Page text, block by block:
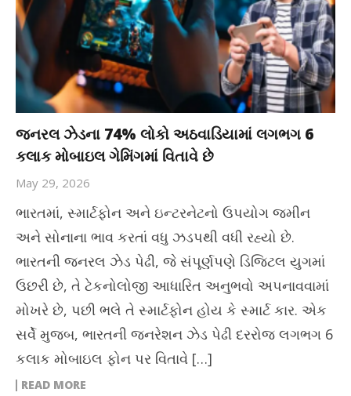
જનરલ ઝેડના 74% લોકો અઠવાડિયામાં લગભગ 6
કલાક મોબાઇલ ગેમિંગમાં વિતાવે છે
May 29, 2026
ભારતમાં, સ્માર્ટફોન અને ઇન્ટરનેટનો ઉપયોગ જમીન
અને સોનાના ભાવ કરતાં વધુ ઝડપથી વધી રહ્યો છે.
ભારતની જનરલ ઝેડ પેઢી, જે સંપૂર્ણપણે ડિજિટલ યુગમાં
ઉછરી છે, તે ટેકનોલોજી આધારિત અનુભવો અપનાવવામાં
મોખરે છે, પછી ભલે તે સ્માર્ટફોન હોય કે સ્માર્ટ કાર. એક
સર્વે મુજબ, ભારતની જનરેશન ઝેડ પેઢી દરરોજ લગભગ 6
કલાક મોબાઇલ ફોન પર વિતાવે […]
READ MORE